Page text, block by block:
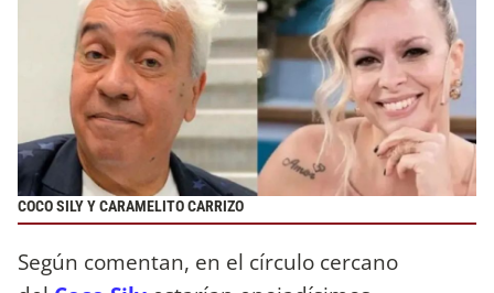
COCO SILY Y CARAMELITO CARRIZO
Según comentan, en el círculo cercano